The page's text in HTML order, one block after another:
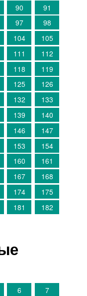
90
91
97
98
104
105
111
112
118
119
125
126
132
133
139
140
146
147
153
154
160
161
167
168
174
175
181
182
6
7